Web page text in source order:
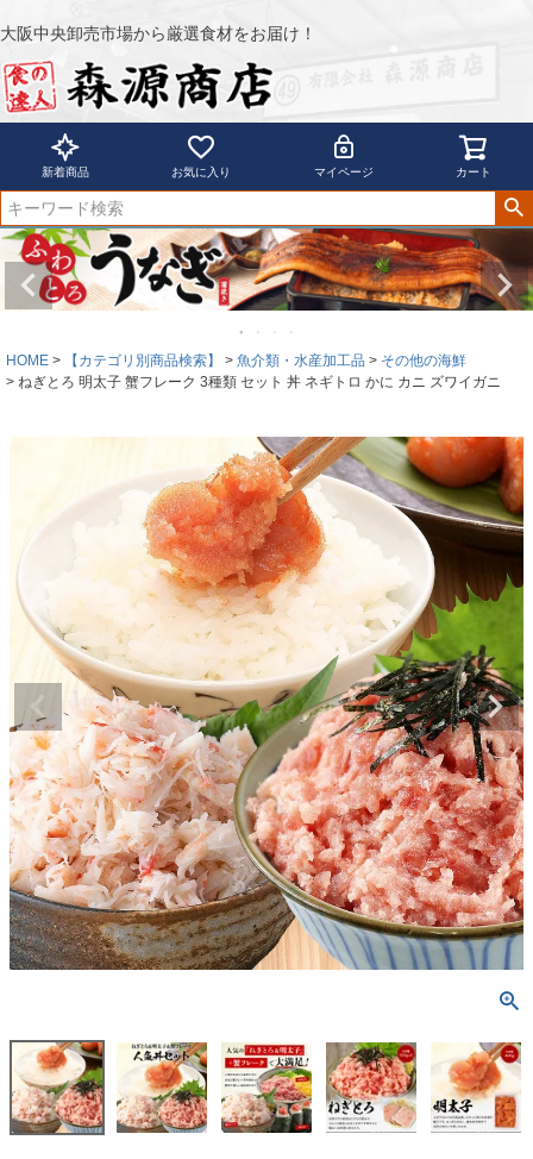
大阪中央卸売市場から厳選食材をお届け！
新着商品 お気に入り マイページ カート
HOME 【カテゴリ別商品検索】 魚介類・水産加工品
その他の海鮮
ねぎとろ 明太子 蟹フレーク 3種類 セット 丼 ネギトロ かに カニ ズワイガニ